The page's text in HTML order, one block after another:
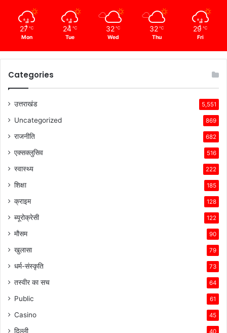
27 ℃
Mon
24 ℃
Tue
32 ℃
Wed
32 ℃
Thu
29 ℃
Fri
Categories
उत्तराखंड 5,551
Uncategorized 869
राजनीति 682
एक्सक्लुसिव 516
स्वास्थ्य 222
शिक्षा 185
क्राइम 128
ब्यूरोक्रेसी 122
मौसम 90
खुलासा 79
धर्म-संस्कृति 73
तस्वीर का सच 64
Public 61
Casino 45
दिल्ली